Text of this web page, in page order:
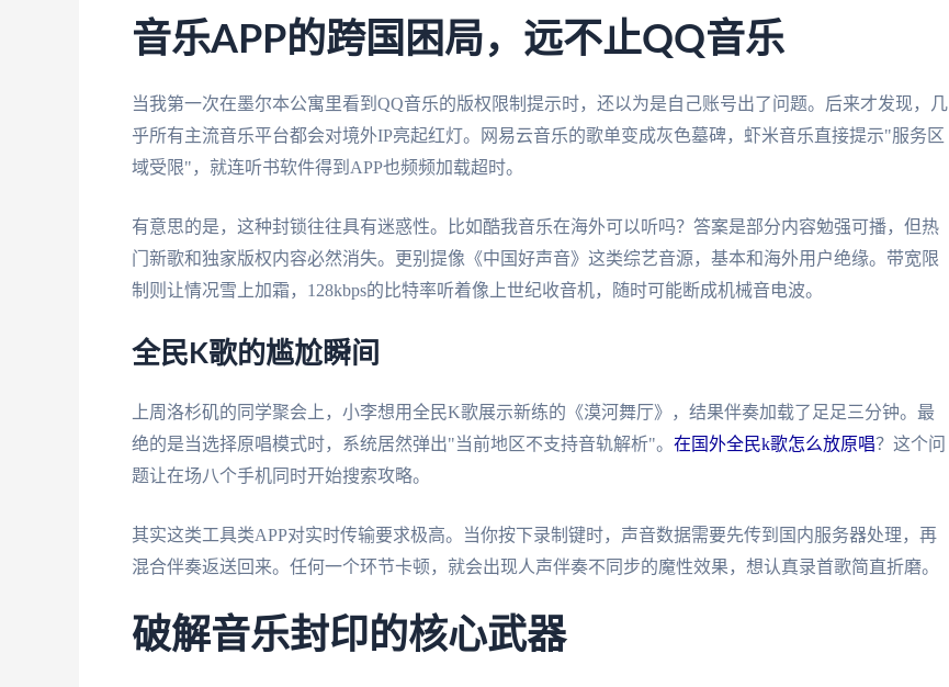
音乐APP的跨国困局，远不止QQ音乐
当我第一次在墨尔本公寓里看到QQ音乐的版权限制提示时，还以为是自己账号出了问题。后来才发现，几
乎所有主流音乐平台都会对境外IP亮起红灯。网易云音乐的歌单变成灰色墓碑，虾米音乐直接提示"服务区
域受限"，就连听书软件得到APP也频频加载超时。
有意思的是，这种封锁往往具有迷惑性。比如酷我音乐在海外可以听吗？答案是部分内容勉强可播，但热
门新歌和独家版权内容必然消失。更别提像《中国好声音》这类综艺音源，基本和海外用户绝缘。带宽限
制则让情况雪上加霜，128kbps的比特率听着像上世纪收音机，随时可能断成机械音电波。
全民K歌的尴尬瞬间
上周洛杉矶的同学聚会上，小李想用全民K歌展示新练的《漠河舞厅》，结果伴奏加载了足足三分钟。最
绝的是当选择原唱模式时，系统居然弹出"当前地区不支持音轨解析"。 在国外全民k歌怎么放原唱？这个问
题让在场八个手机同时开始搜索攻略。
其实这类工具类APP对实时传输要求极高。当你按下录制键时，声音数据需要先传到国内服务器处理，再
混合伴奏返送回来。任何一个环节卡顿，就会出现人声伴奏不同步的魔性效果，想认真录首歌简直折磨。
破解音乐封印的核心武器